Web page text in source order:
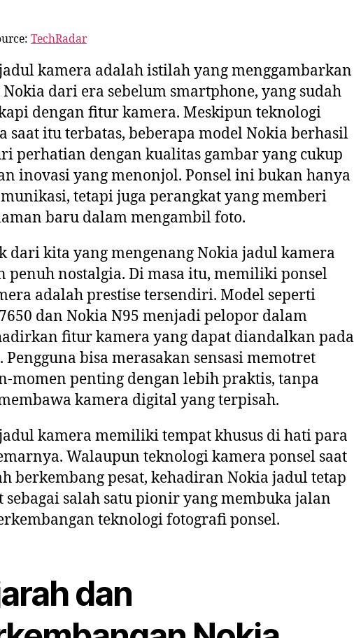
TechRadar
kamera adalah istilah yang menggambarkan
dari era sebelum smartphone, yang sudah
dengan fitur kamera. Meskipun teknologi
saat itu terbatas, beberapa model Nokia berhasil
perhatian dengan kualitas gambar yang cukup
inovasi yang menonjol. Ponsel ini bukan hanya
tetapi juga perangkat yang memberi
baru dalam mengambil foto.
dari kita yang mengenang Nokia jadul kamera
penuh nostalgia. Di masa itu, memiliki ponsel
adalah prestise tersendiri. Model seperti
dan Nokia N95 menjadi pelopor dalam
fitur kamera yang dapat diandalkan pada
Pengguna bisa merasakan sensasi memotret
momen penting dengan lebih praktis, tanpa
kamera digital yang terpisah.
kamera memiliki tempat khusus di hati para
Walaupun teknologi kamera ponsel saat
berkembang pesat, kehadiran Nokia jadul tetap
sebagai salah satu pionir yang membuka jalan
teknologi fotografi ponsel.
dan